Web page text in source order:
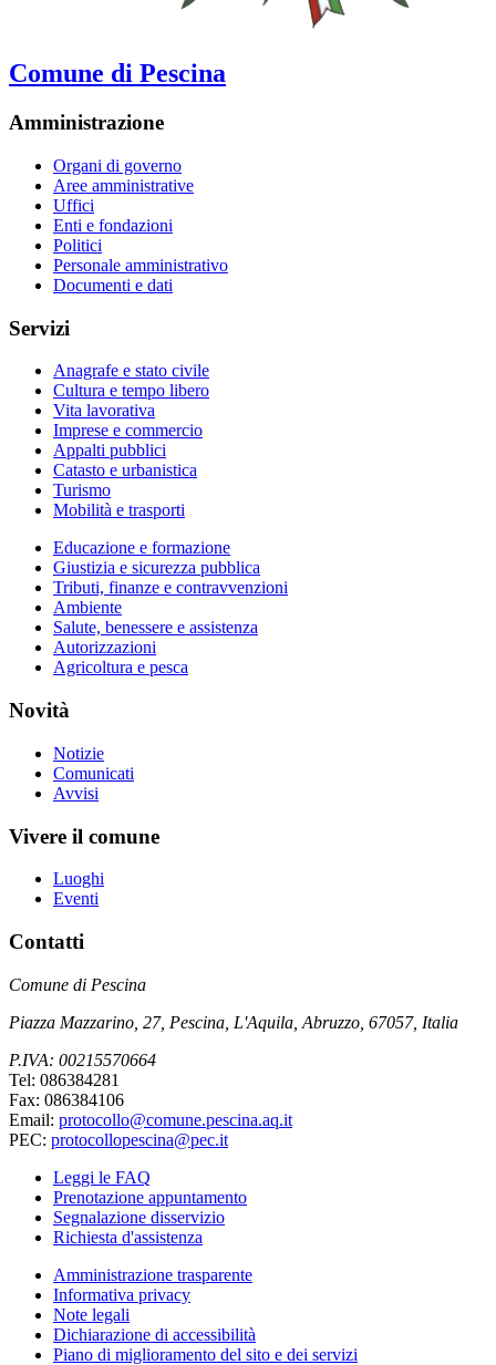
Comune di Pescina
Amministrazione
Organi di governo
Aree amministrative
Uffici
Enti e fondazioni
Politici
Personale amministrativo
Documenti e dati
Servizi
Anagrafe e stato civile
Cultura e tempo libero
Vita lavorativa
Imprese e commercio
Appalti pubblici
Catasto e urbanistica
Turismo
Mobilità e trasporti
Educazione e formazione
Giustizia e sicurezza pubblica
Tributi, finanze e contravvenzioni
Ambiente
Salute, benessere e assistenza
Autorizzazioni
Agricoltura e pesca
Novità
Notizie
Comunicati
Avvisi
Vivere il comune
Luoghi
Eventi
Contatti
Comune di Pescina
Piazza Mazzarino, 27, Pescina, L'Aquila, Abruzzo, 67057, Italia
P.IVA: 00215570664
Tel: 086384281
Fax: 086384106
Email: protocollo@comune.pescina.aq.it
PEC: protocollopescina@pec.it
Leggi le FAQ
Prenotazione appuntamento
Segnalazione disservizio
Richiesta d'assistenza
Amministrazione trasparente
Informativa privacy
Note legali
Dichiarazione di accessibilità
Piano di miglioramento del sito e dei servizi